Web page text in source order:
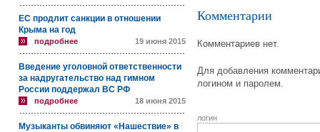
ЕС продлит санкции в отношении
Крыма на год
подробнее 19 июня 2015
Введение уголовной ответственности
за надругательство над гимном
России поддержал ВС РФ
подробнее 18 июня 2015
Музыканты обвиняют «Нашествие» в
Комментарии
Комментариев нет.
Для добавления
логином и паролем.
логин